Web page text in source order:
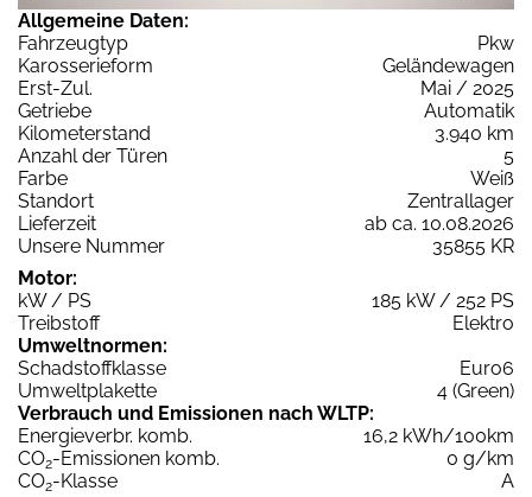
Allgemeine Daten:
Fahrzeugtyp
Pkw
Karosserieform
Geländewagen
Erst-Zul.
Mai / 2025
Getriebe
Automatik
Kilometerstand
3.940 km
Anzahl der Türen
5
Farbe
Weiß
Standort
Zentrallager
Lieferzeit
ab ca. 10.08.2026
Unsere Nummer
35855 KR
Motor:
kW / PS
185 kW / 252 PS
Treibstoff
Elektro
Umweltnormen:
Schadstoffklasse
Euro6
Umweltplakette
4 (Green)
Verbrauch und Emissionen nach WLTP:
Energieverbr. komb.
16,2 kWh/100km
CO2-Emissionen komb.
0 g/km
CO2-Klasse
A